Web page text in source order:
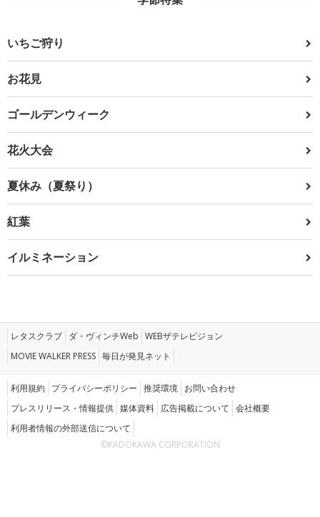
いちご狩り
お花見
ゴールデンウィーク
花火大会
夏休み（夏祭り）
紅葉
イルミネーション
レタスクラブ ダ・ヴィンチWeb WEBザテレビジョン
MOVIE WALKER PRESS 毎日が発見ネット
利用規約 プライバシーポリシー 推奨環境 お問い合わせ
プレスリリース・情報提供 媒体資料 広告掲載について 会社概要
利用者情報の外部送信について
©KADOKAWA CORPORATION